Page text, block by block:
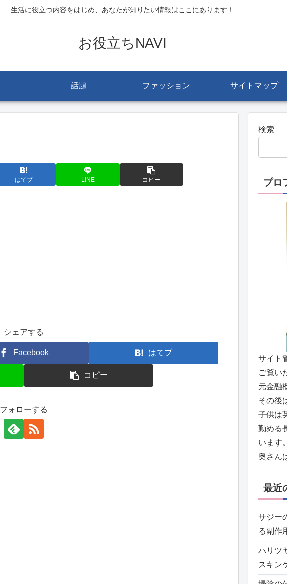
生活に役立つ内容をはじめ、あなたが知りたい情報はここにあります！
お役立ちNAVI
話題 ファッション サイトマップ
はてブ LINE コピー
シェアする
Facebook はてブ
コピー
フォローする
検索
プロ
サイト
ご覧い
元金融
その後
子供は
勤める
います。
奥さん
最近
サジー
る副作
ハリツ
スキン